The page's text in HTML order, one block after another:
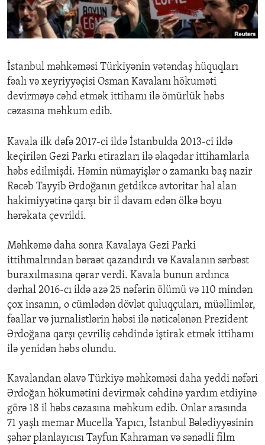
ENVIRONMENT AND HEALTH
IDEALS AND INSTITUTIONS
İstanbul məhkəməsi Türkiyənin vətəndaş hüquqları
fəalı və xeyriyyəçisi Osman Kavalanı hökuməti
devirməyə cəhd etmək ittihamı ilə ömürlük həbs
cəzasına məhkum edib.
Kavala ilk dəfə 2017-ci ildə İstanbulda 2013-ci ildə
keçirilən Gezi Parkı etirazları ilə əlaqədar ittihamlarla
həbs edilmişdi. Həmin nümayişlər o zamankı baş nazir
Rəcəb Tayyib Ərdoğanın getdikcə avtoritar hal alan
hakimiyyətinə qarşı bir il davam edən ölkə boyu
hərəkata çevrildi.
Məhkəmə daha sonra Kavalaya Gezi Parki
ittihmalrından bəraət qazandırdı və Kavalanın sərbəst
buraxılmasına qərar verdi. Kavala bunun ardınca
dərhal 2016-cı ildə azə 25 nəfərin ölümü və 110 mindən
çox insanın, o cümlədən dövlət quluqçuları, müəllimlər,
fəallar və jurnalistlərin həbsi ilə nəticələnən Prezident
Ərdoğana qarşı çevriliş cəhdində iştirak etmək ittihamı
ilə yenidən həbs olundu.
Kavalandan əlavə Türkiyə məhkəməsi daha yeddi nəfəri
Ərdoğan hökumətini devirmək cəhdinə yardım etdiyinə
görə 18 il həbs cəzasına məhkum edib. Onlar arasında
71 yaşlı memar Mucella Yapıcı, İstanbul Bələdiyyəsinin
şəhər planlayıcısı Tayfun Kahraman və sənədli film